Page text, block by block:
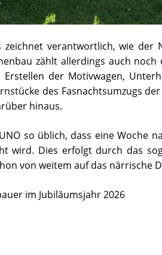
zeichnet verantwortlich, wie
zählt allerdings auch
der Motivwagen,
des Fasnachtsumzugs
hinaus.
so üblich, dass eine Woche
wird. Dies erfolgt durch das
von weitem auf das närrische
im Jubiläumsjahr 2026